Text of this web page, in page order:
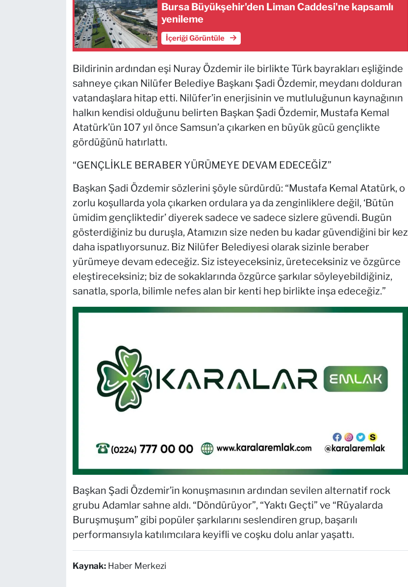
Bursa Büyükşehir'den Liman Caddesi'ne kapsamlı
yenileme
İçeriği Görüntüle
Bildirinin ardından eşi Nuray Özdemir ile birlikte Türk bayrakları eşliğinde
sahneye çıkan Nilüfer Belediye Başkanı Şadi Özdemir, meydanı dolduran
vatandaşlara hitap etti. Nilüfer’in enerjisinin ve mutluluğunun kaynağının
halkın kendisi olduğunu belirten Başkan Şadi Özdemir, Mustafa Kemal
Atatürk’ün 107 yıl önce Samsun’a çıkarken en büyük gücü gençlikte
gördüğünü hatırlattı.
“GENÇLİKLE BERABER YÜRÜMEYE DEVAM EDECEĞİZ”
Başkan Şadi Özdemir sözlerini şöyle sürdürdü: “Mustafa Kemal Atatürk, o
zorlu koşullarda yola çıkarken ordulara ya da zenginliklere değil, ‘Bütün
ümidim gençliktedir’ diyerek sadece ve sadece sizlere güvendi. Bugün
gösterdiğiniz bu duruşla, Atamızın size neden bu kadar güvendiğini bir kez
daha ispatlıyorsunuz. Biz Nilüfer Belediyesi olarak sizinle beraber
yürümeye devam edeceğiz. Siz isteyeceksiniz, üreteceksiniz ve özgürce
eleştireceksiniz; biz de sokaklarında özgürce şarkılar söyleyebildiğiniz,
sanatla, sporla, bilimle nefes alan bir kenti hep birlikte inşa edeceğiz.”
Başkan Şadi Özdemir’in konuşmasının ardından sevilen alternatif rock
grubu Adamlar sahne aldı. “Döndürüyor”, “Yaktı Geçti” ve “Rüyalarda
Buruşmuşum” gibi popüler şarkılarını seslendiren grup, başarılı
performansıyla katılımcılara keyifli ve coşku dolu anlar yaşattı.
Kaynak: Haber Merkezi